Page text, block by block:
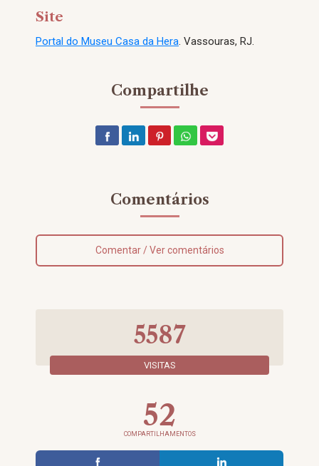
5587
VISITAS
52
COMPARTILHAMENTOS
Site
Portal do Museu Casa da Hera. Vassouras, RJ.
Compartilhe
Comentários
Comentar / Ver comentários